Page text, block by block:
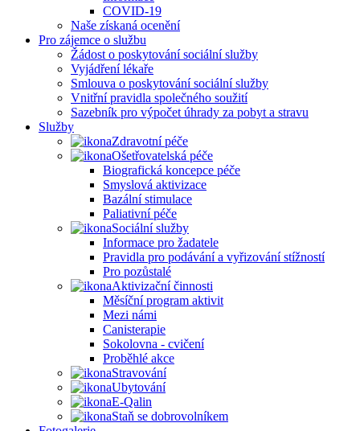
COVID-19
Naše získaná ocenění
Pro zájemce o službu
Žádost o poskytování sociální služby
Vyjádření lékaře
Smlouva o poskytování sociální služby
Vnitřní pravidla společného soužití
Sazebník pro výpočet úhrady za pobyt a stravu
Služby
Zdravotní péče
Ošetřovatelská péče
Biografická koncepce péče
Smyslová aktivizace
Bazální stimulace
Paliativní péče
Sociální služby
Informace pro žadatele
Pravidla pro podávání a vyřizování stížností
Pro pozůstalé
Aktivizační činnosti
Měsíční program aktivit
Mezi námi
Canisterapie
Sokolovna - cvičení
Proběhlé akce
Stravování
Ubytování
E-Qalin
Staň se dobrovolníkem